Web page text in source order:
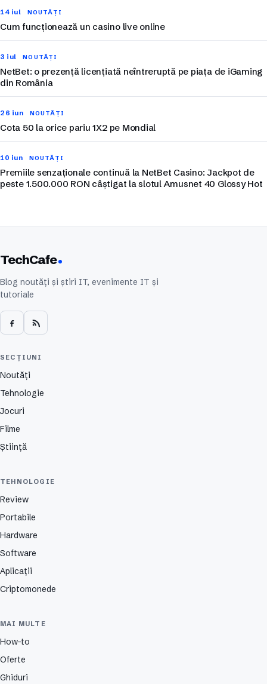
14 iul NOUTĂȚI
Cum funcționează un casino live online
3 iul NOUTĂȚI
NetBet: o prezență licențiată neîntreruptă pe piața de iGaming
din România
26 iun NOUTĂȚI
Cota 50 la orice pariu 1X2 pe Mondial
10 iun NOUTĂȚI
Premiile senzaționale continuă la NetBet Casino: Jackpot de
peste 1.500.000 RON câștigat la slotul Amusnet 40 Glossy Hot
TechCafe
Blog noutăți și știri IT, evenimente IT și
tutoriale
SECȚIUNI
Noutăți
Tehnologie
Jocuri
Filme
Știință
TEHNOLOGIE
Review
Portabile
Hardware
Software
Aplicații
Criptomonede
MAI MULTE
How-to
Oferte
Ghiduri